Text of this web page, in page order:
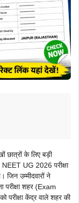
के लिए बड़ी
UG 2026 परीक्षा
जिन उम्मीदवारों ने
शहर (Exam
केंद्र वाले शहर की